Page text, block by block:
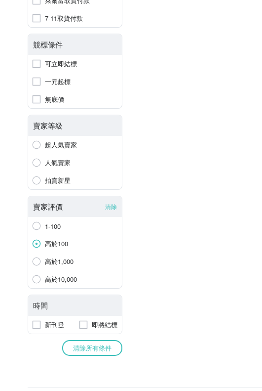
7-11取貨付款
競標條件
可立即結標
一元起標
無底價
賣家等級
超人氣賣家
人氣賣家
拍賣新星
賣家評價 清除
1-100
高於100
高於1,000
高於10,000
時間
新刊登 即將結標
清除所有條件